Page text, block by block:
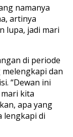
namanya
artinya
lupa, jadi mari
di periode
dan
“Dewan ini
kita
apa yang
lengkapi di